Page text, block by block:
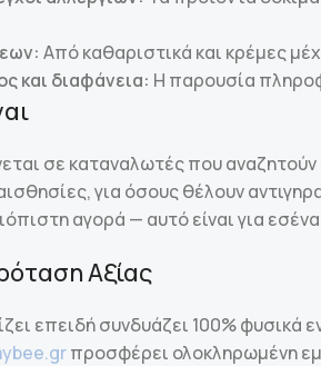
Από καθαριστικά και κρέμες
και διαφάνεια: Η παρουσία
σε καταναλωτές που αναζητούν
για όσους θέλουν
αγορά — αυτό είναι για
Αξίας
επειδή συνδυάζει 100% φυσικά
προσφέρει ολοκληρωμένη